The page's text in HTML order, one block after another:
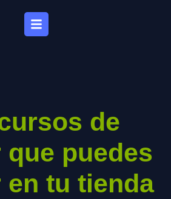
de
que puedes
tu tienda